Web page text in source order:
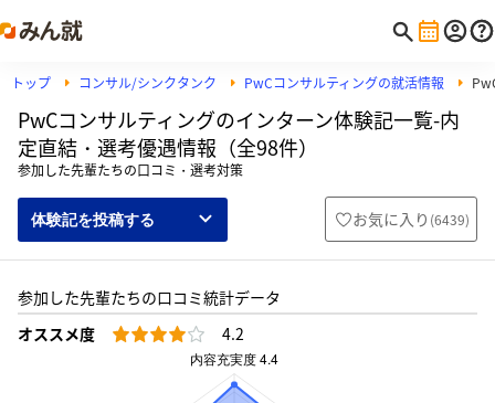
トップ コンサル/シンクタンク PwCコンサルティングの就活情報
PwCコンサルティングのインターン体験記一覧-内
定直結・選考優遇情報（全98件）
参加した先輩たちの口コミ・選考対策
体験記を投稿する お気に入り (6439)
参加した先輩たちの口コミ統計データ
オススメ度
4.2